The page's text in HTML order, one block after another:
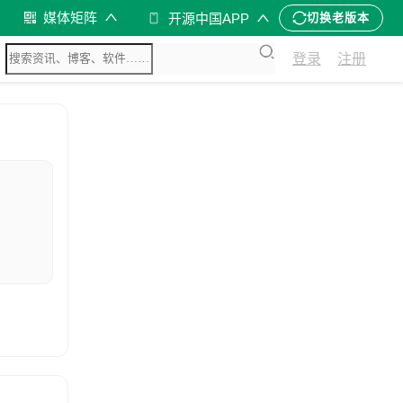
媒体矩阵 开源中国APP 切换老版本
登录 注册